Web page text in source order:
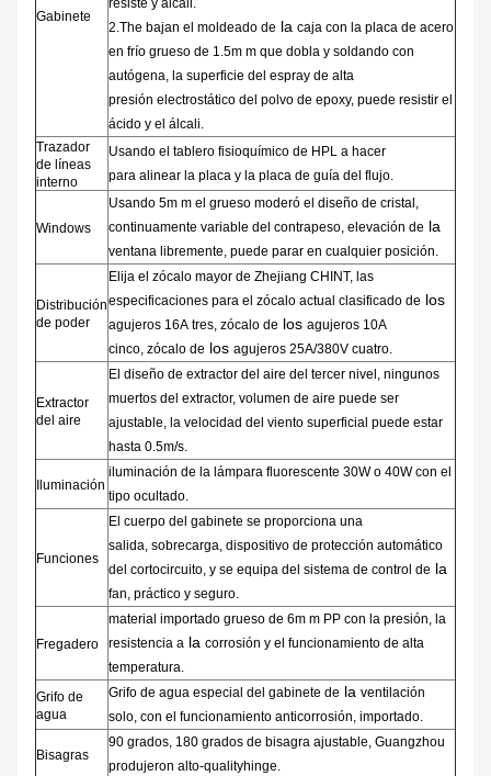
Gabinete
resiste y álcali.
2.The bajan el moldeado de la caja con la placa de acero
en frío grueso de 1.5m m que dobla y soldando con
autógena, la superficie del espray de alta
presión electrostático del polvo de epoxy, puede resistir el
ácido y el álcali.
Trazador
de líneas
interno
Usando el tablero fisioquímico de HPL a hacer
para alinear la placa y la placa de guía del flujo.
Windows
Usando 5m m el grueso moderó el diseño de cristal,
continuamente variable del contrapeso, elevación de la
ventana libremente, puede parar en cualquier posición.
Distribución
de poder
Elija el zócalo mayor de Zhejiang CHINT, las
especificaciones para el zócalo actual clasificado de los
agujeros 16A tres, zócalo de los agujeros 10A
cinco, zócalo de los agujeros 25A/380V cuatro.
Extractor
del aire
El diseño de extractor del aire del tercer nivel, ningunos
muertos del extractor, volumen de aire puede ser
ajustable, la velocidad del viento superficial puede estar
hasta 0.5m/s.
Iluminación
iluminación de la lámpara fluorescente 30W o 40W con el
tipo ocultado.
Funciones
El cuerpo del gabinete se proporciona una
salida, sobrecarga, dispositivo de protección automático
del cortocircuito, y se equipa del sistema de control de la
fan, práctico y seguro.
Fregadero
material importado grueso de 6m m PP con la presión, la
resistencia a la corrosión y el funcionamiento de alta
temperatura.
Grifo de
agua
Grifo de agua especial del gabinete de la ventilación
solo, con el funcionamiento anticorrosión, importado.
Bisagras
90 grados, 180 grados de bisagra ajustable, Guangzhou
produjeron alto-qualityhinge.